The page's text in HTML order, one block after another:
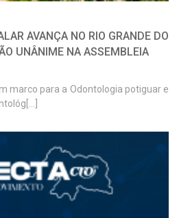
AVANÇA NO RIO GRANDE DO
UNÂNIME NA ASSEMBLEIA
marco para a Odontologia potiguar e